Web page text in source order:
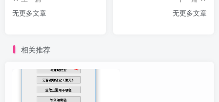
无更多文章
无更多文章
相关推荐